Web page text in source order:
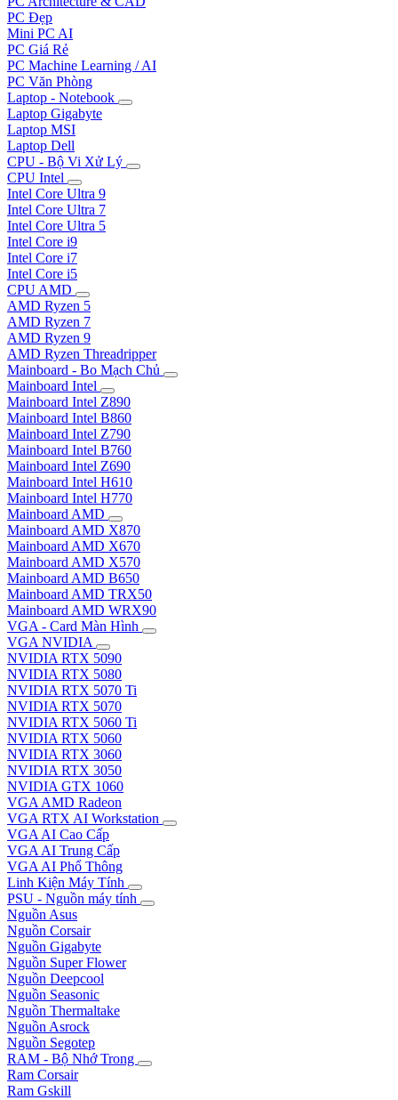
PC Đẹp
Mini PC AI
PC Giá Rẻ
PC Machine Learning / AI
PC Văn Phòng
Laptop - Notebook
Laptop Gigabyte
Laptop MSI
Laptop Dell
CPU - Bộ Vi Xử Lý
CPU Intel
Intel Core Ultra 9
Intel Core Ultra 7
Intel Core Ultra 5
Intel Core i9
Intel Core i7
Intel Core i5
CPU AMD
AMD Ryzen 5
AMD Ryzen 7
AMD Ryzen 9
AMD Ryzen Threadripper
Mainboard - Bo Mạch Chủ
Mainboard Intel
Mainboard Intel Z890
Mainboard Intel B860
Mainboard Intel Z790
Mainboard Intel B760
Mainboard Intel Z690
Mainboard Intel H610
Mainboard Intel H770
Mainboard AMD
Mainboard AMD X870
Mainboard AMD X670
Mainboard AMD X570
Mainboard AMD B650
Mainboard AMD TRX50
Mainboard AMD WRX90
VGA - Card Màn Hình
VGA NVIDIA
NVIDIA RTX 5090
NVIDIA RTX 5080
NVIDIA RTX 5070 Ti
NVIDIA RTX 5070
NVIDIA RTX 5060 Ti
NVIDIA RTX 5060
NVIDIA RTX 3060
NVIDIA RTX 3050
NVIDIA GTX 1060
VGA AMD Radeon
VGA RTX AI Workstation
VGA AI Cao Cấp
VGA AI Trung Cấp
VGA AI Phổ Thông
Linh Kiện Máy Tính
PSU - Nguồn máy tính
Nguồn Asus
Nguồn Corsair
Nguồn Gigabyte
Nguồn Super Flower
Nguồn Deepcool
Nguồn Seasonic
Nguồn Thermaltake
Nguồn Asrock
Nguồn Segotep
RAM - Bộ Nhớ Trong
Ram Corsair
Ram Gskill